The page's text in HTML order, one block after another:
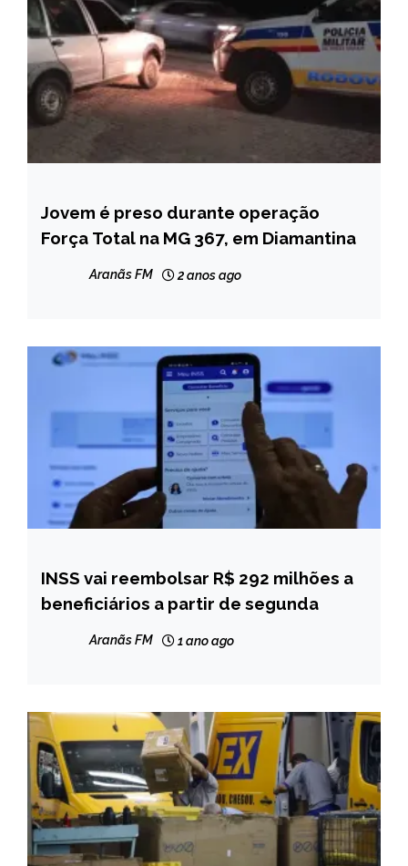
MINAS
GERAIS
NOTÍCIAS
Jovem é preso durante operação
Força Total na MG 367, em Diamantina
Aranãs FM 2 anos ago
BRASIL
NOTÍCIAS
INSS vai reembolsar R$ 292 milhões a
beneficiários a partir de segunda
Aranãs FM 1 ano ago